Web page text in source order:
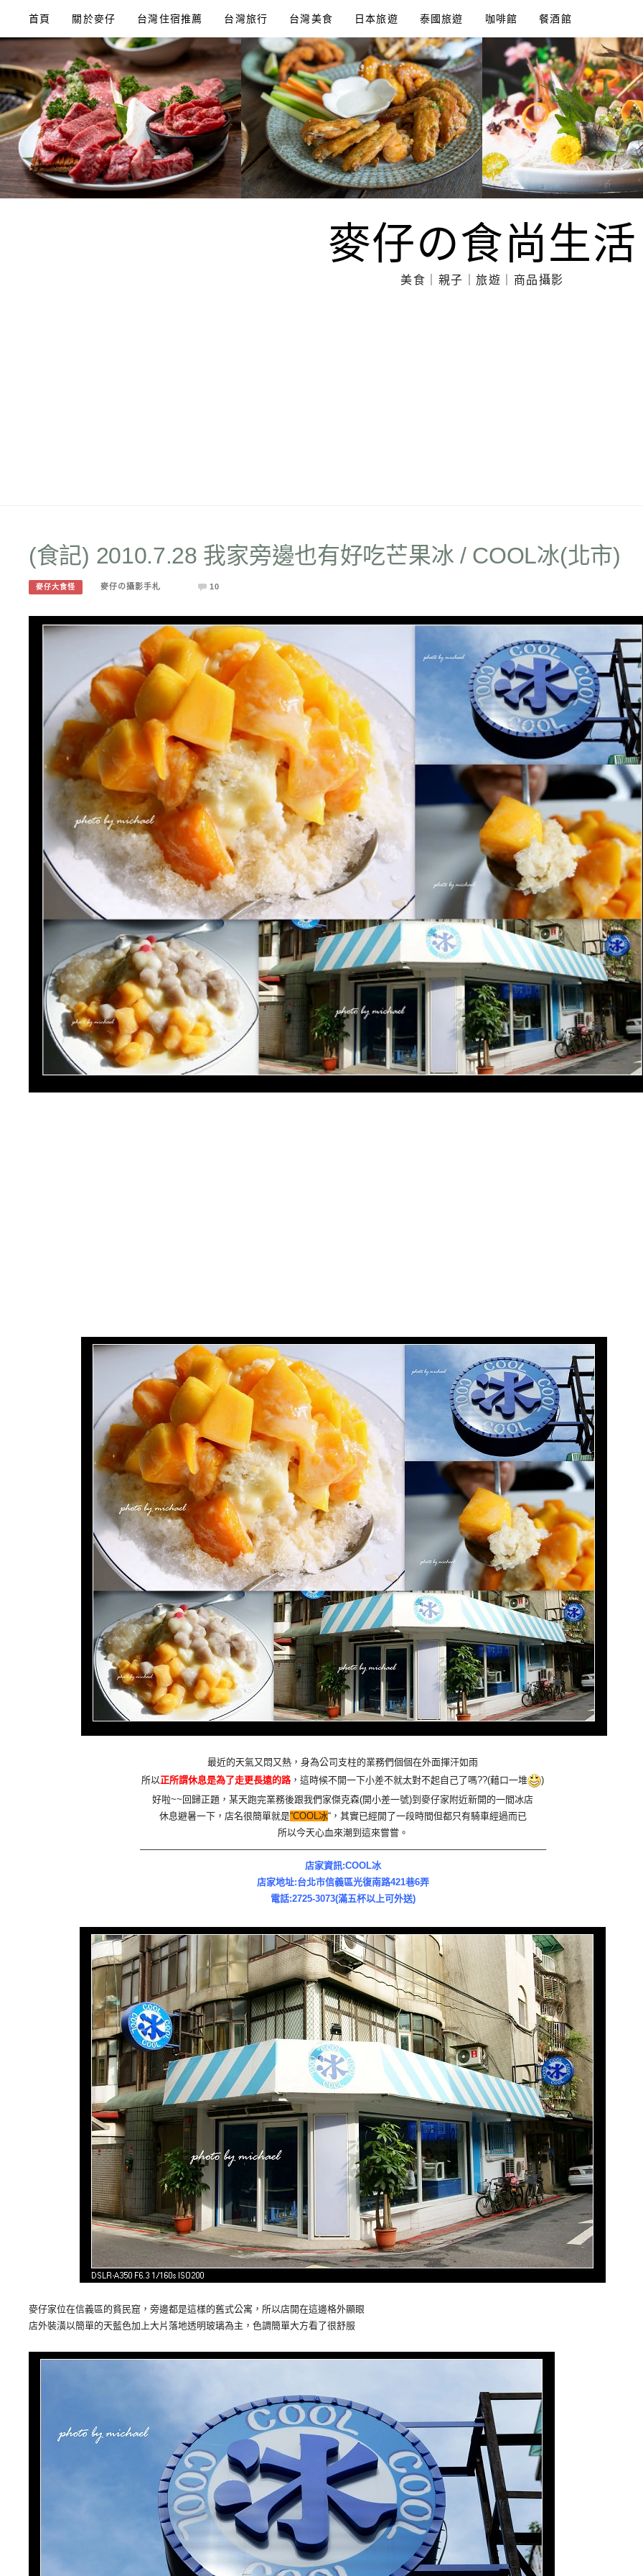
content
首頁 關於麥仔 台灣住宿推薦 台灣旅行 台灣美食 日本旅遊 泰國旅遊 咖啡館 餐酒館
麥仔の食尚生活
美食｜親子｜旅遊｜商品攝影
(食記) 2010.7.28 我家旁邊也有好吃芒果冰 / COOL冰(北市)
麥仔大食怪 麥仔の攝影手札 10
最近的天氣又悶又熱，身為公司支柱的業務們個個在外面揮汗如雨
所以 正所謂休息是為了走更長遠的路，這時候不開一下小差不就太對不起自己了嗎??(藉口一堆
)
好啦~~回歸正題，某天跑完業務後跟我們家傑克森(開小差一號)到麥仔家附近新開的一間冰店
休息避暑一下，店名很簡單就是“COOL冰“，其實已經開了一段時間但都只有騎車經過而已
所以今天心血來潮到這來嘗嘗。
———————————————————————————————————————————–
店家資訊:COOL冰
店家地址:台北市信義區光復南路421巷6弄
電話:2725-3073(滿五杯以上可外送)
麥仔家位在信義區的貧民窟，旁邊都是這樣的舊式公寓，所以店開在這邊格外顯眼
店外裝潢以簡單的天藍色加上大片落地透明玻璃為主，色調簡單大方看了很舒服